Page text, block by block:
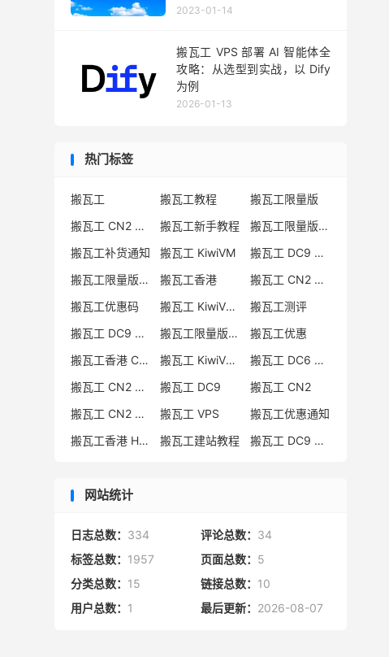
存/40G硬盘/1000G流量
2023-01-14
搬瓦工 VPS 部署 AI 智能体全
攻略：从选型到实战，以 Dify
为例
2026-01-13
热门标签
搬瓦工 搬瓦工教程
搬瓦工限量版
搬瓦工 CN2 GIA
搬瓦工新手教程
搬瓦工限量版套餐
搬瓦工补货通知
搬瓦工 KiwiVM
搬瓦工 DC9 CN2 GIA
搬瓦工限量版补货
搬瓦工香港
搬瓦工 CN2 GIA-E
搬瓦工优惠码
搬瓦工 KiwiVM 教程
搬瓦工测评
搬瓦工 DC9 CN2 GIA 限量版
搬瓦工限量版补货通知
搬瓦工优惠
搬瓦工香港 CN2 GIA
搬瓦工 KiwiVM 控制面板
搬瓦工 DC6 CN2 GIA-E
搬瓦工 CN2 GIA-E 限量版
搬瓦工 DC9
搬瓦工 CN2
搬瓦工 CN2 GIA 限量版
搬瓦工 VPS
搬瓦工优惠通知
搬瓦工香港 HK85
搬瓦工建站教程 搬瓦工 DC9 限量版
网站统计
日志总数： 334 评论总数： 34
标签总数： 1957 页面总数： 5
分类总数： 15 链接总数： 10
用户总数： 1 最后更新： 2026-08-07